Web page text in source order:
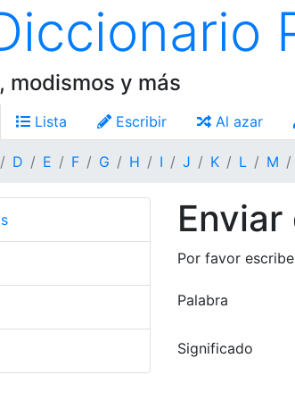
modismos y más
Lista Escribir Al azar
D E F G H I J K L M
Por favor
Palabra
Significado